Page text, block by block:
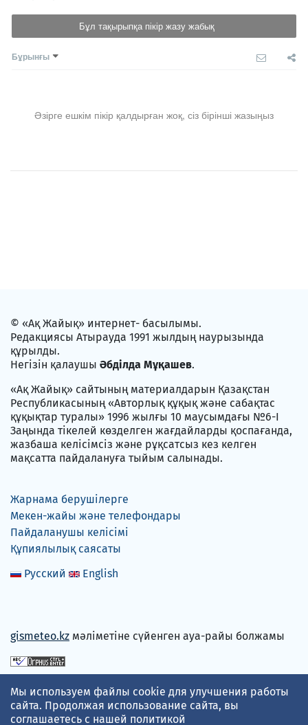
Бұл тақырыпқа пікір жазу жабық
Бұрынғы
Әзірге ешкім пікір қалдырған жоқ, сіз бірінші жазыңыз
© «Ақ Жайық» интернет- басылымы.
Редакциясы Атырауда 1991 жылдың наурызында
құрылды.
Негізін қалаушы Әбділда Мұқашев.
«Ақ Жайық» сайтының материалдарын Қазақстан
Республикасының «Авторлық құқық және сабақтас
құқықтар туралы» 1996 жылғы 10 маусымдағы №6-I
Заңында тікелей көзделген жағдайларды қоспағанда,
жазбаша келісімсіз және рұқсатсыз кез келген
мақсатта пайдалануға тыйым салынады.
Жарнама берушілерге
Мекен-жайы және телефондары
Пайдаланушы келісімі
Құпиялылық саясаты
Русский
English
gismeteo.kz мәліметіне сүйенген ауа-райы болжамы
Төлем карталарын қабылдаймыз
Мы используем файлы cookie для улучшения работы
сайта. Продолжая использование сайта, вы
соглашаетесь с нашей политикой